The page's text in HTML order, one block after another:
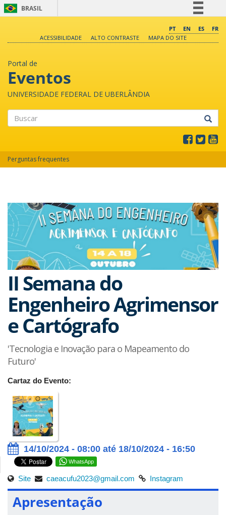
BRASIL
Comunica BR
PT EN ES
FR
ACESSIBILIDADE
ALTO CONTRASTE MAPA DO SITE
Portal de
Eventos
UNIVERSIDADE FEDERAL DE UBERLÂNDIA
Perguntas frequentes
II Semana do
Engenheiro Agrimensor
e Cartógrafo
'Tecnologia e Inovação para o Mapeamento do
Futuro'
Cartaz do Evento:
14/10/2024 - 08:00 até 18/10/2024 - 16:50
WhatsApp
Site caeacufu2023@gmail.com Instagram
Apresentação